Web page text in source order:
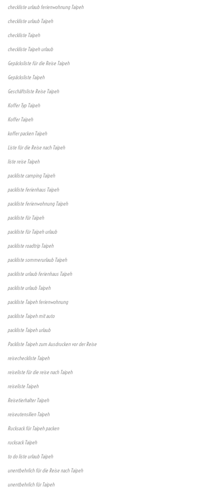
checkliste urlaub ferienwohnung Taipeh
checkliste urlaub Taipeh
checkliste Taipeh
checkliste Taipeh urlaub
Gepäcksliste für die Reise Taipeh
Gepäcksliste Taipeh
Geschäftsliste Reise Taipeh
Koffer Typ Taipeh
Koffer Taipeh
koffer packen Taipeh
Liste für die Reise nach Taipeh
liste reise Taipeh
packliste camping Taipeh
packliste ferienhaus Taipeh
packliste ferienwohnung Taipeh
packliste für Taipeh
packliste für Taipeh urlaub
packliste roadtrip Taipeh
packliste sommerurlaub Taipeh
packliste urlaub ferienhaus Taipeh
packliste urlaub Taipeh
packliste Taipeh ferienwohnung
packliste Taipeh mit auto
packliste Taipeh urlaub
Packliste Taipeh zum Ausdrucken vor der Reise
reisecheckliste Taipeh
reiseliste für die reise nach Taipeh
reiseliste Taipeh
Reisetierhalter Taipeh
reiseutensilien Taipeh
Rucksack für Taipeh packen
rucksack Taipeh
to do liste urlaub Taipeh
unentbehrlich für die Reise nach Taipeh
unentbehrlich für Taipeh